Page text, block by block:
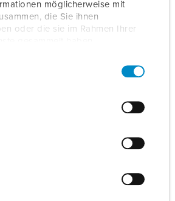
möglicherweise mit
die Sie ihnen
oder die sie im Rahmen Ihrer